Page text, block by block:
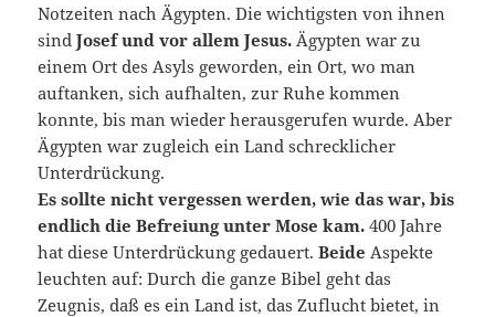
Notzeiten nach Ägypten. Die wichtigsten von ihnen
sindJosef und vor allem Jesus. Ägypten war zu
einem Ort des Asyls geworden, ein Ort, wo man
auftanken, sich aufhalten, zur Ruhe kommen
konnte, bis man wieder herausgerufen wurde. Aber
Ägypten war zugleich ein Land schrecklicher
Unterdrückung.
Es sollte nicht vergessen werden, wie das war, bis
endlich die Befreiung unter Mose kam. 400 Jahre
hat diese Unterdrückung gedauert.Beide Aspekte
leuchten auf: Durch die ganze Bibel geht das
Zeugnis, daß es ein Land ist, das Zuflucht bietet, in